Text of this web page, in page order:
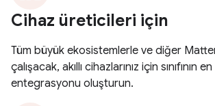
Cihaz üreticileri için
Tüm büyük ekosistemlerle ve diğer
çalışacak, akıllı cihazlarınız için sınıfının
entegrasyonu oluşturun.